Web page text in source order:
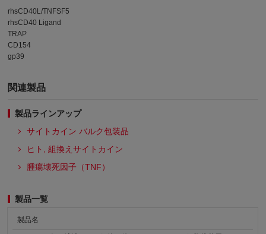
rhsCD40L/TNFSF5
rhsCD40 Ligand
TRAP
CD154
gp39
関連製品
製品ラインアップ
サイトカイン バルク包装品
ヒト, 組換えサイトカイン
腫瘍壊死因子（TNF）​
製品一覧
製品名